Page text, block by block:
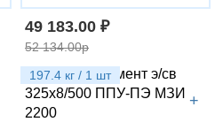
197.4 кг / 1 шт
49 183.00 ₽
+
52 134.00р
Концевой элемент э/св
325х8/500 ППУ-ПЭ МЗИ
2200